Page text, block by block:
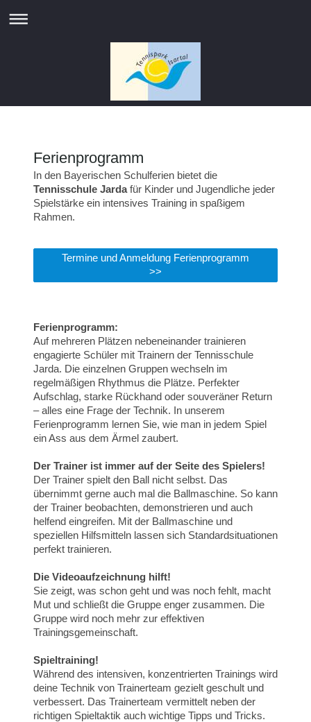
Ferienprogramm
In den Bayerischen Schulferien bietet die
Tennisschule Jardafür Kinder und Jugendliche jeder
Spielstärke ein intensives Training in spaßigem
Rahmen.
Termine und Anmeldung Ferienprogramm
>>
Ferienprogramm:
Auf mehreren Plätzen nebeneinander trainieren
engagierte Schüler mit Trainern der Tennisschule
Jarda. Die einzelnen Gruppen wechseln im
regelmäßigen Rhythmus die Plätze. Perfekter
Aufschlag, starke Rückhand oder souveräner Return
– alles eine Frage der Technik. In unserem
Ferienprogramm lernen Sie, wie man in jedem Spiel
ein Ass aus dem Ärmel zaubert.
Der Trainer ist immer auf der Seite des Spielers!
Der Trainer spielt den Ball nicht selbst. Das
übernimmt gerne auch mal die Ballmaschine. So kann
der Trainer beobachten, demonstrieren und auch
helfend eingreifen. Mit der Ballmaschine und
speziellen Hilfsmitteln lassen sich Standardsituationen
perfekt trainieren.
Die Videoaufzeichnung hilft!
Sie zeigt, was schon geht und was noch fehlt, macht
Mut und schließt die Gruppe enger zusammen. Die
Gruppe wird noch mehr zur effektiven
Trainingsgemeinschaft.
Spieltraining!
Während des intensiven, konzentrierten Trainings wird
deine Technik von Trainerteam gezielt geschult und
verbessert. Das Trainerteam vermittelt neben der
richtigen Spieltaktik auch wichtige Tipps und Tricks.